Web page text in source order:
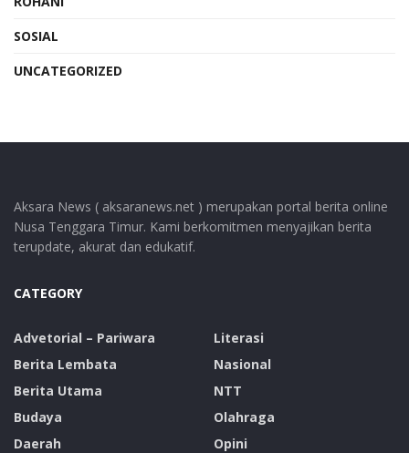
SOSIAL
UNCATEGORIZED
Aksara News ( aksaranews.net ) merupakan portal berita online
Nusa Tenggara Timur. Kami berkomitmen menyajikan berita
terupdate, akurat dan edukatif.
CATEGORY
Advetorial – Pariwara
Berita Lembata
Berita Utama
Budaya
Daerah
Literasi
Nasional
NTT
Olahraga
Opini